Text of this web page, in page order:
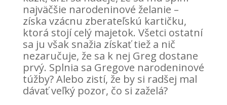
najväčšie narodeninové želanie –
získa vzácnu zberateľskú kartičku,
ktorá stojí celý majetok. Všetci ostatní
sa ju však snažia získať tiež a nič
nezaručuje, že sa k nej Greg dostane
prvý. Splnia sa Gregove narodeninové
túžby? Alebo zistí, že by si radšej mal
dávať veľký pozor, čo si zaželá?